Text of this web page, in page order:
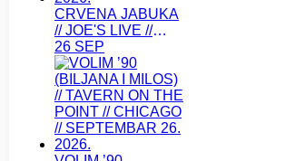
CRVENA JABUKA
// JOE'S LIVE //
CHICAGO //
SEPTEMBAR 26.
2026.
26 SEP